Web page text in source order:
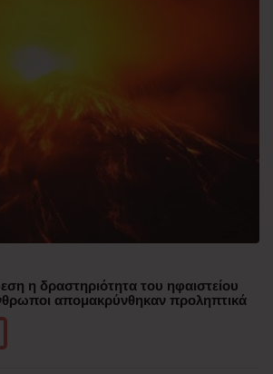
η δραστηριότητα του ηφαιστείου
απομακρύνθηκαν προληπτικά